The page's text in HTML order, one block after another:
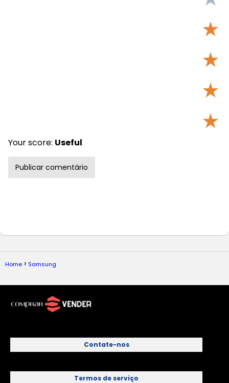
★
★
★
★
Your score: Useful
Home Samsung
Contate-nos
Termos de serviço